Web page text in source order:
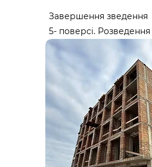
Завершення зведення
5- поверсі.